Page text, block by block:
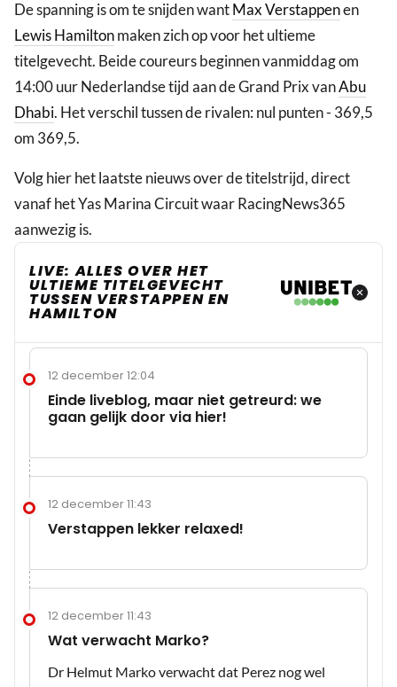
De spanning is om te snijden wantMax Verstappenen
Lewis Hamiltonmaken zich op voor het ultieme
titelgevecht. Beide coureurs beginnen vanmiddag om
14:00 uur Nederlandse tijd aan de Grand Prix vanAbu
Dhabi. Het verschil tussen de rivalen: nul punten - 369,5
om 369,5.
Volg hier het laatste nieuws over de titelstrijd, direct
vanaf het Yas Marina Circuit waar RacingNews365
aanwezig is.
LIVE: ALLES OVER HET
ULTIEME TITELGEVECHT
TUSSEN VERSTAPPEN EN
HAMILTON
12 december 12:04
Einde liveblog, maar niet getreurd: we
gaan gelijk door via hier!
12 december 11:43
Verstappen lekker relaxed!
12 december 11:43
Wat verwacht Marko?
Dr Helmut Marko verwacht dat Perez nog wel